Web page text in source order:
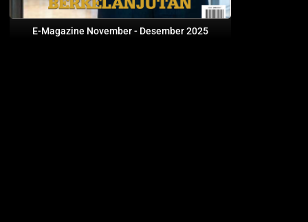
E-Magazine November - Desember 2025